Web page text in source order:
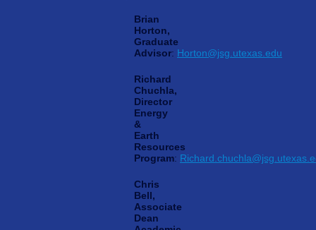
Brian
Horton,
Graduate
Advisor: Horton@jsg.utexas.edu
Richard
Chuchla,
Director
Energy
&
Earth
Resources
Program:
Chris
Bell,
Associate
Dean